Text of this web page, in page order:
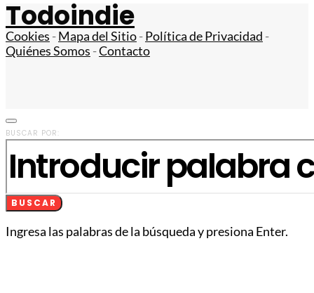
Todoindie
Cookies -Mapa del Sitio-Política de Privacidad -
Quiénes Somos -Contacto
BUSCAR POR:
BUSCAR
Ingresa las palabras de la búsqueda y presiona Enter.